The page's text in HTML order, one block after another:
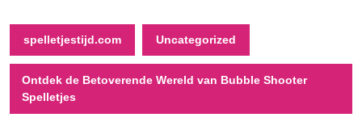
spelletjestijd.com Uncategorized
Ontdek de Betoverende Wereld van Bubble Shooter
Spelletjes